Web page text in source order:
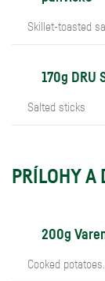
Skillet-toasted
170g DRU
Salted sticks
PRÍLOHY A
200g
Cooked